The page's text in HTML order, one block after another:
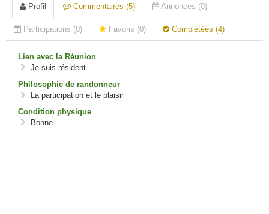
Profil Commentaires (5) Annonces (0)
Participations (0) Favoris (0) Complétées (4)
Lien avec la Réunion
Je suis résident
Philosophie de randonneur
La participation et le plaisir
Condition physique
Bonne